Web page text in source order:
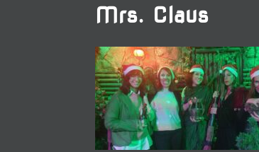
Mrs. Claus